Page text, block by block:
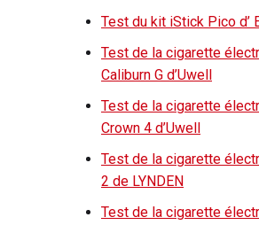
Test du kit iStick Pico d’
Test de la cigarette
Caliburn G d’Uwell
Test de la cigarette
Crown 4 d’Uwell
Test de la cigarette
2 de LYNDEN
Test de la cigarette